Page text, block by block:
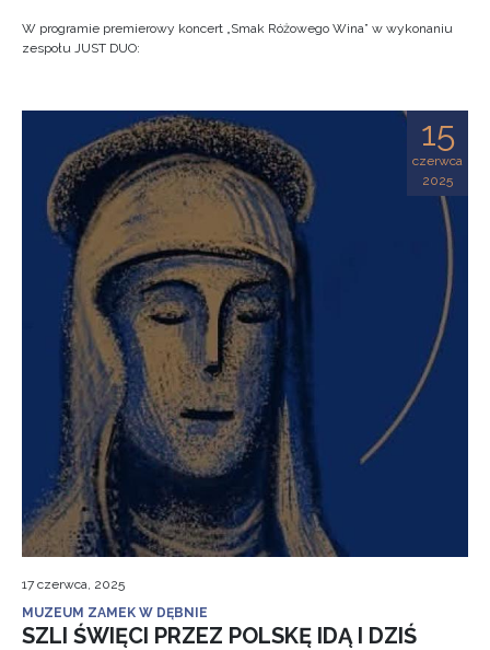
W programie premierowy koncert „Smak Różowego Wina” w wykonaniu
zespołu JUST DUO:
15
czerwca
2025
17 czerwca, 2025
MUZEUM ZAMEK W DĘBNIE
SZLI ŚWIĘCI PRZEZ POLSKĘ IDĄ I DZIŚ